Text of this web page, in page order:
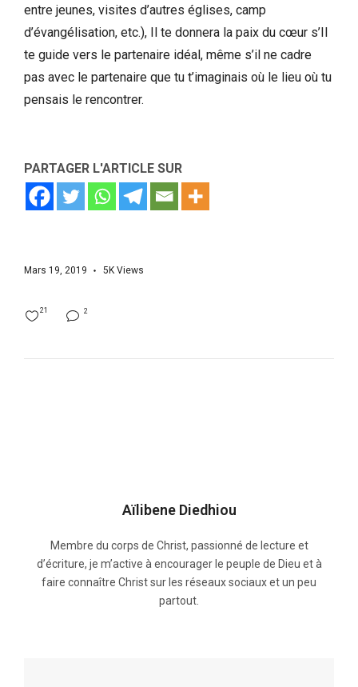
entre jeunes, visites d’autres églises, camp
d’évangélisation, etc.), Il te donnera la paix du cœur s’Il
te guide vers le partenaire idéal, même s’il ne cadre
pas avec le partenaire que tu t’imaginais où le lieu où tu
pensais le rencontrer.
PARTAGER L'ARTICLE SUR
Mars 19, 2019 5K Views
2
21
Aïlibene Diedhiou
Membre du corps de Christ, passionné de lecture et
d’écriture, je m’active à encourager le peuple de Dieu et à
faire connaître Christ sur les réseaux sociaux et un peu
partout.